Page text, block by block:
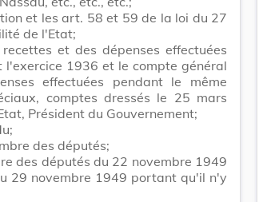
et les art. 58 et 59 de la loi du 27
de l'Etat;
et des dépenses effectuées
1936 et le compte général
effectuées pendant le même
comptes dressés le 25 mars
Président du Gouvernement;
des députés;
des députés du 22 novembre 1949
29 novembre 1949 portant qu'il n'y